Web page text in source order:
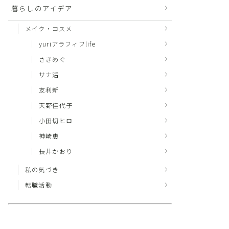
暮らしのアイデア
メイク・コスメ
yuriアラフィフlife
さきめぐ
サナ活
友利新
天野佳代子
小田切ヒロ
神崎恵
長井かおり
私の気づき
転職活動